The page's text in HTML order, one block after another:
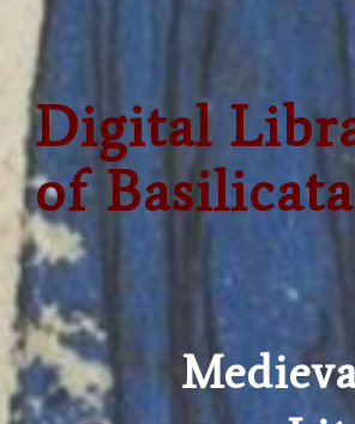
Digital
of Basilicata